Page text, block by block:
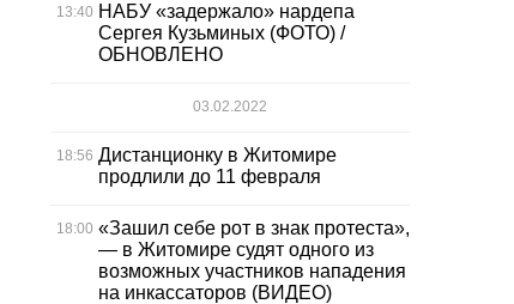
13:40 НАБУ «задержало» нардепа
Сергея Кузьминых (ФОТО) /
ОБНОВЛЕНО
03.02.2022
18:56 Дистанционку в Житомире
продлили до 11 февраля
18:00 «Зашил себе рот в знак протеста»,
— в Житомире судят одного из
возможных участников нападения
на инкассаторов (ВИДЕО)